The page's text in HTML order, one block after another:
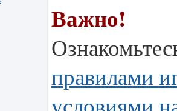
Важно!
правилами